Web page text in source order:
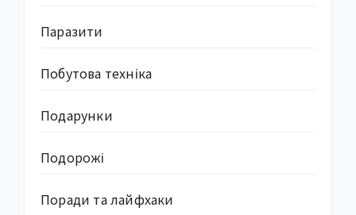
Паразити
Побутова техніка
Подарунки
Подорожі
Поради та лайфхаки